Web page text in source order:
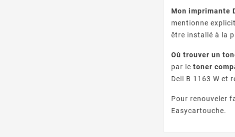
Mon imprimante
mentionne
être installé à la
Où trouver un
par letoner
Dell B 1163 W et
Pour renouveler
Easycartouche.